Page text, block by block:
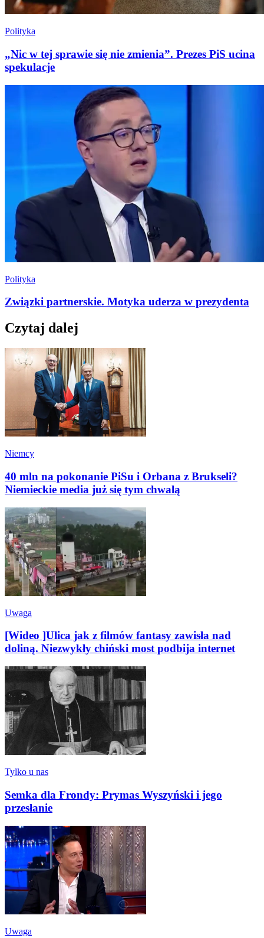
Polityka
„Nic w tej sprawie się nie zmienia”. Prezes PiS ucina
spekulacje
Polityka
Związki partnerskie. Motyka uderza w prezydenta
Czytaj dalej
Niemcy
40 mln na pokonanie PiSu i Orbana z Brukseli?
Niemieckie media już się tym chwalą
Uwaga
[Wideo ]Ulica jak z filmów fantasy zawisła nad
doliną. Niezwykły chiński most podbija internet
Tylko u nas
Semka dla Frondy: Prymas Wyszyński i jego
przesłanie
Uwaga